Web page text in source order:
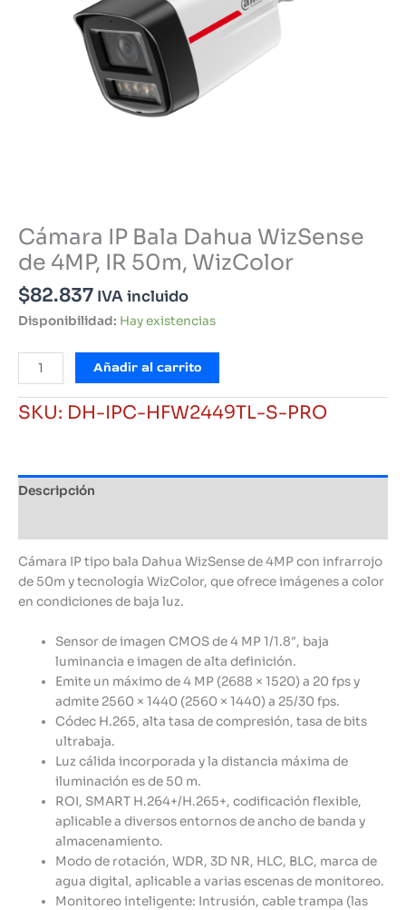
Cámara IP Bala Dahua WizSense
de 4MP, IR 50m, WizColor
$82.837 IVA incluido
Disponibilidad: Hay existencias
Cámara
IP
Bala
Dahua
4MP,
WizColor
cantidad
Añadir al carrito
SKU: DH-IPC-HFW2449TL-S-PRO
Descripción
Cámara IP tipo bala Dahua WizSense de 4MP con infrarrojo
de 50m y tecnología WizColor, que ofrece imágenes a color
en condiciones de baja luz.
Sensor de imagen CMOS de 4 MP 1/1.8″, baja
luminancia e imagen de alta definición.
Emite un máximo de 4 MP (2688 × 1520) a 20 fps y
admite 2560 × 1440 (2560 × 1440) a 25/30 fps.
Códec H.265, alta tasa de compresión, tasa de bits
ultrabaja.
Luz cálida incorporada y la distancia máxima de
iluminación es de 50 m.
ROI, SMART H.264+/H.265+, codificación flexible,
aplicable a diversos entornos de ancho de banda y
almacenamiento.
Modo de rotación, WDR, 3D NR, HLC, BLC, marca de
agua digital, aplicable a varias escenas de monitoreo.
Monitoreo inteligente: Intrusión, cable trampa (las